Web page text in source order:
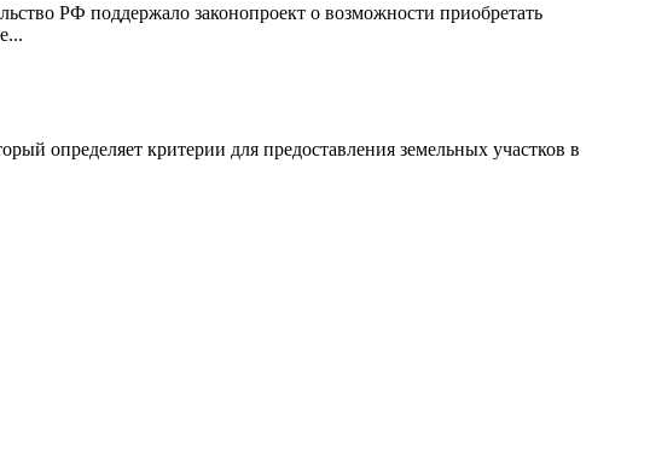
РФ поддержало законопроект о возможности приобретать
определяет критерии для предоставления земельных участков в